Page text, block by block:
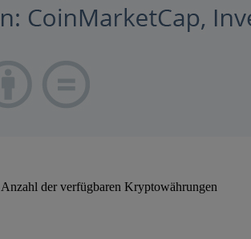
der verfügbaren Kryptowährungen